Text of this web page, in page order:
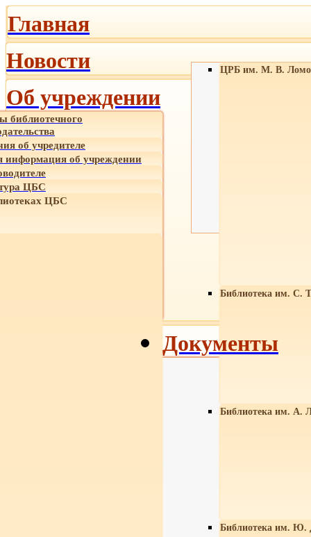
Главная
Новости
Об учреждении
библиотечного
об учредителе
об учреждении
ЦБС
ЦБС
ЦРБ им. М. В.
Библиотека им. С.
Библиотека им. А.
Библиотека им. Ю.
Документы